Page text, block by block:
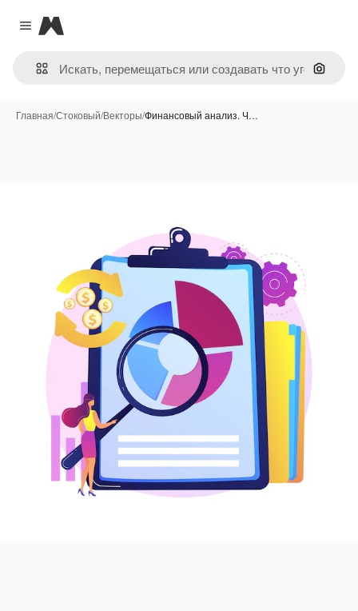
Close menu
Magnific
Поиск
Главная/Стоковый/Векторы/Финансовый анализ. Ч…